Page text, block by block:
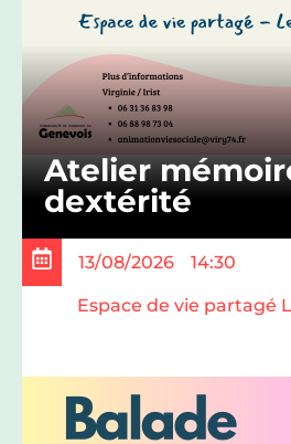
Atelier
dextérité
13/08/2026 14:30
Espace de vie partagé